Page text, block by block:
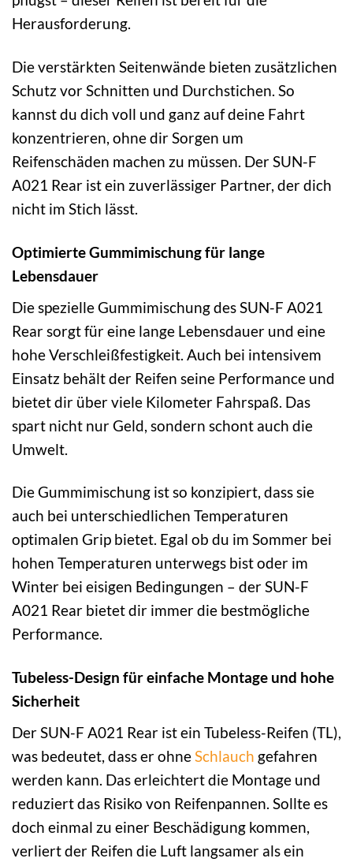
Herausforderung.
Die verstärkten Seitenwände bieten zusätzlichen
Schutz vor Schnitten und Durchstichen. So
kannst du dich voll und ganz auf deine Fahrt
konzentrieren, ohne dir Sorgen um
Reifenschäden machen zu müssen. Der SUN-F
A021 Rear ist ein zuverlässiger Partner, der dich
nicht im Stich lässt.
Optimierte Gummimischung für lange
Lebensdauer
Die spezielle Gummimischung des SUN-F A021
Rear sorgt für eine lange Lebensdauer und eine
hohe Verschleißfestigkeit. Auch bei intensivem
Einsatz behält der Reifen seine Performance und
bietet dir über viele Kilometer Fahrspaß. Das
spart nicht nur Geld, sondern schont auch die
Umwelt.
Die Gummimischung ist so konzipiert, dass sie
auch bei unterschiedlichen Temperaturen
optimalen Grip bietet. Egal ob du im Sommer bei
hohen Temperaturen unterwegs bist oder im
Winter bei eisigen Bedingungen – der SUN-F
A021 Rear bietet dir immer die bestmögliche
Performance.
Tubeless-Design für einfache Montage und hohe
Sicherheit
Der SUN-F A021 Rear ist ein Tubeless-Reifen (TL),
was bedeutet, dass er ohneSchlauch gefahren
werden kann. Das erleichtert die Montage und
reduziert das Risiko von Reifenpannen. Sollte es
doch einmal zu einer Beschädigung kommen,
verliert der Reifen die Luft langsamer als ein